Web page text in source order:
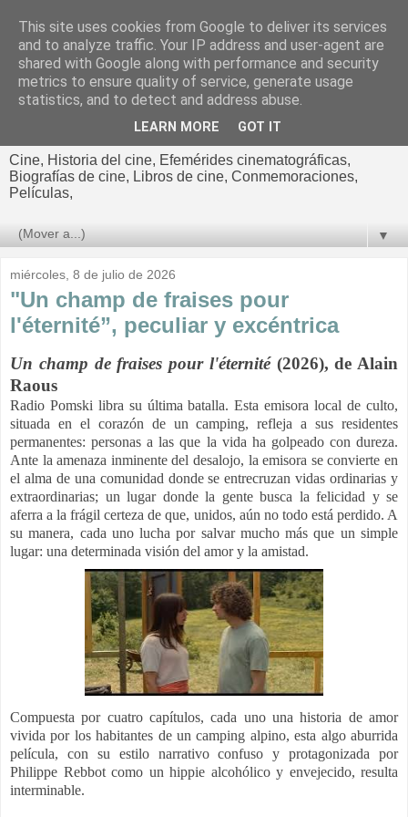
El cultural
cinematográfico de Jorge
Cine, Historia del cine, Efemérides cinematográficas,
Biografías de cine, Libros de cine, Conmemoraciones,
Películas,
▼
miércoles, 8 de julio de 2026
"Un champ de fraises pour
l'éternité”, peculiar y excéntrica
Un champ de fraises pour l'éternité(2026), de Alain
Raous
Radio Pomski libra su última batalla. Esta emisora ​​local de culto,
situada en el corazón de un camping, refleja a sus residentes
permanentes: personas a las que la vida ha golpeado con dureza.
Ante la amenaza inminente del desalojo, la emisora ​​se convierte en
el alma de una comunidad donde se entrecruzan vidas ordinarias y
extraordinarias; un lugar donde la gente busca la felicidad y se
aferra a la frágil certeza de que, unidos, aún no todo está perdido. A
su manera, cada uno lucha por salvar mucho más que un simple
lugar: una determinada visión del amor y la amistad.
Compuesta por cuatro capítulos, cada uno una historia de amor
vivida por los habitantes de un camping alpino, esta algo aburrida
película, con su estilo narrativo confuso y protagonizada por
Philippe Rebbot como un hippie alcohólico y envejecido, resulta
interminable.
This site uses cookies from Google to deliver its services
and to analyze traffic. Your IP address and user-agent are
shared with Google along with performance and security
metrics to ensure quality of service, generate usage
statistics, and to detect and address abuse.
LEARN MORE GOT IT